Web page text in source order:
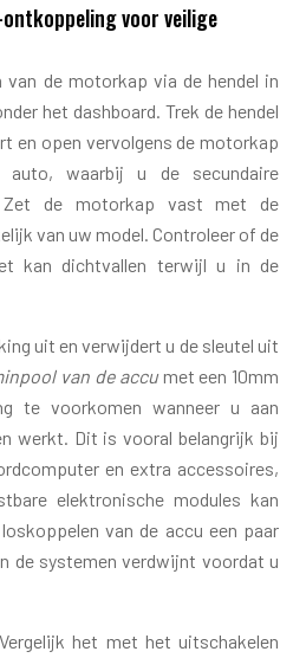
voor veilige
de motorkap via de hendel in
het dashboard. Trek de hendel
en open vervolgens de motorkap
waarbij u de secundaire
Zet de motorkap vast met de
van uw model. Controleer of de
kan dichtvallen terwijl u in de
uit en verwijdert u de sleutel uit
van de accumet een 10mm
te voorkomen wanneer u aan
werkt. Dit is vooral belangrijk bij
en extra accessoires,
elektronische modules kan
van de accu een paar
de systemen verdwijnt voordat u
het met het uitschakelen